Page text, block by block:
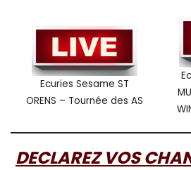
Ecuries Sesame ST
ORENS – Tournée des AS
DECLAREZ VOS